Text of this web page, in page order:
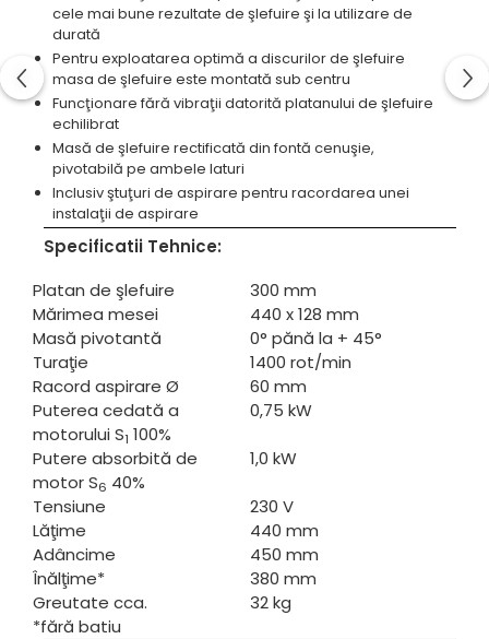
Standuri pentru strunguri metal
Unelte striere
cele mai bune rezultate de şlefuire şi la utilizare de
durată
Pentru exploatarea optimă a discurilor de şlefuire
masa de şlefuire este montată sub centru
Funcţionare fără vibraţii datorită platanului de şlefuire
echilibrat
Masă de şlefuire rectificată din fontă cenuşie,
pivotabilă pe ambele laturi
Inclusiv ştuţuri de aspirare pentru racordarea unei
instalaţii de aspirare
Specificatii Tehnice:
Platan de şlefuire
300 mm
Mărimea mesei
440 x 128 mm
Masă pivotantă
0° pănă la + 45°
Turaţie
1400 rot/min
Racord aspirare Ø
60 mm
Puterea cedată a
motorului S1 100%
0,75 kW
Putere absorbită de
motor S6 40%
1,0 kW
Tensiune
230 V
Lăţime
440 mm
Adâncime
450 mm
Înălţime*
380 mm
Greutate cca.
32 kg
*fără batiu